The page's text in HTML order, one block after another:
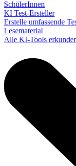
SchülerInnen
KI Test-Ersteller
Erstelle umfassende
Lesematerial
Alle KI-Tools